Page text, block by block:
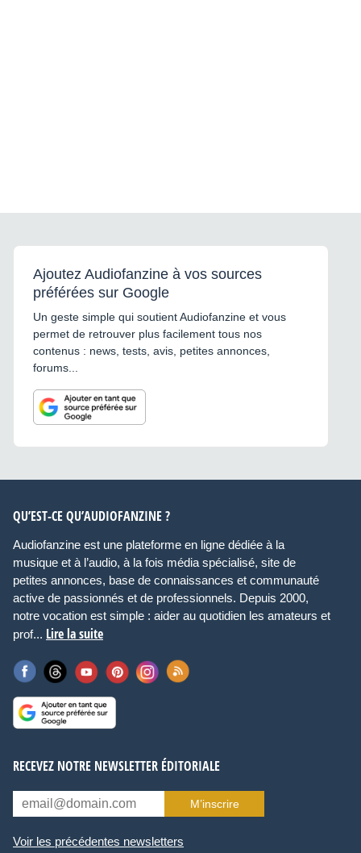
Ajoutez Audiofanzine à vos sources
préférées sur Google
Un geste simple qui soutient Audiofanzine et vous
permet de retrouver plus facilement tous nos
contenus : news, tests, avis, petites annonces,
forums...
QU’EST-CE QU’AUDIOFANZINE ?
Audiofanzine est une plateforme en ligne dédiée à la
musique et à l’audio, à la fois média spécialisé, site de
petites annonces, base de connaissances et communauté
active de passionnés et de professionnels. Depuis 2000,
notre vocation est simple : aider au quotidien les amateurs et
prof... Lire la suite
RECEVEZ NOTRE NEWSLETTER ÉDITORIALE
M’inscrire
Voir les précédentes newsletters